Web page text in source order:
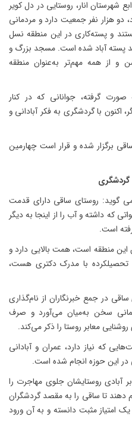
شهرستان انار، روستایی در دل کویر
دو هزار نفر جمعیت دارد و مردمانی
و پسته‌کاری در این منطقه نسل
پسته آباد شده است. مسجد بزرگ و
و از همه مهم‌تر به‌عنوان منطقه
گرفته، جوانانی که در کنار
اکنون با گردشگری به فکر آبادانی و
برگزار شده و قرار است چهارمین
گردشگری
گوید: روستای ساقی دارای قدمت
که داشته و آب را از اینجا به دیگر
است.
منطقه است، همت بالایی دارد و
تحصیلکرده با مدرک دکتری هست،
در جمع خبرنگاران از نام‌گذاری
سخن به‌میان می‌آورد و صرف
که نیاز دارد، عمران و آبادانی
این حوزه انجام شده است.
آبادی روستایشان جلوی مهاجرت را
تا ساقی را به مقصد گردشگران
امتیاز مثبت دانسته‌ و به آن ورود